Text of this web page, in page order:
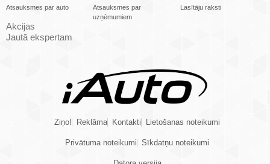
Atsauksmes par auto
Atsauksmes par
uzņēmumiem
Lasītāju raksti
Akcijas
Jautā ekspertam
Ziņo! Reklāma Kontakti Lietošanas noteikumi
Privātuma noteikumi Sīkdatņu noteikumi